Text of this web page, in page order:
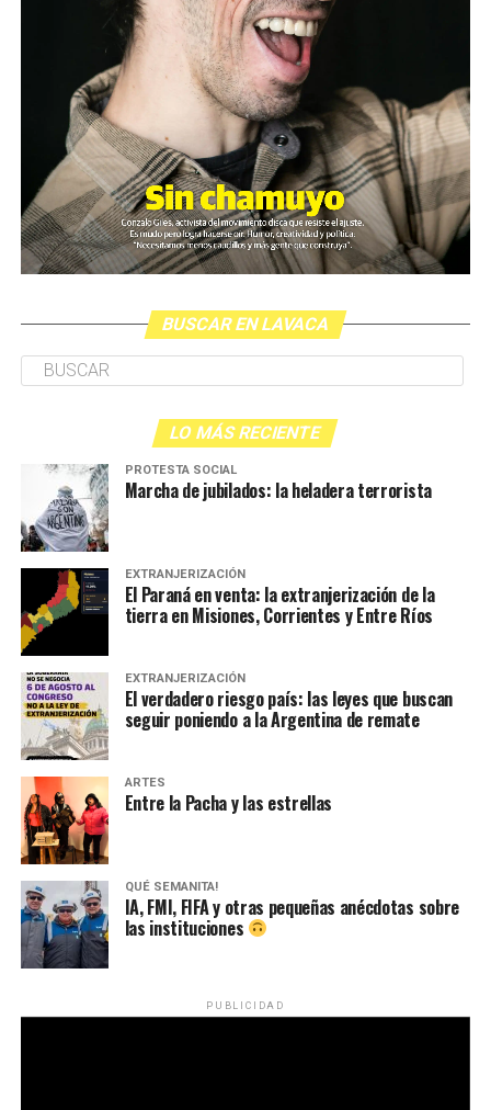
BUSCAR EN LAVACA
LO MÁS RECIENTE
PROTESTA SOCIAL
Marcha de jubilados: la heladera terrorista
EXTRANJERIZACIÓN
El Paraná en venta: la extranjerización de la
tierra en Misiones, Corrientes y Entre Ríos
EXTRANJERIZACIÓN
El verdadero riesgo país: las leyes que buscan
seguir poniendo a la Argentina de remate
ARTES
Entre la Pacha y las estrellas
QUÉ SEMANITA!
IA, FMI, FIFA y otras pequeñas anécdotas sobre
las instituciones
PUBLICIDAD